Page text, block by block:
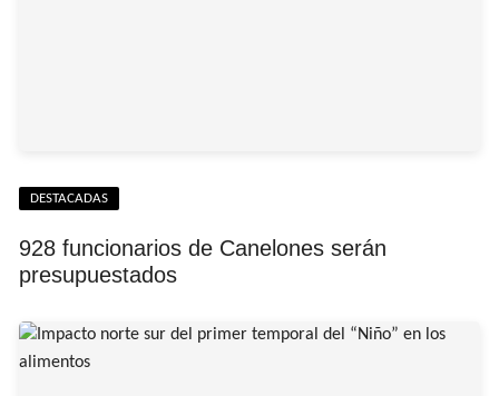
DESTACADAS
928 funcionarios de Canelones serán
presupuestados